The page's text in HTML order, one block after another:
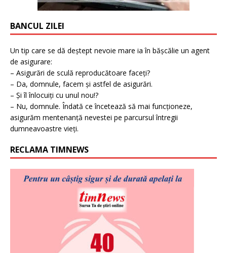
BANCUL ZILEI
Un tip care se dă deștept nevoie mare ia în bășcălie un agent
de asigurare:
– Asigurări de sculă reproducătoare faceți?
– Da, domnule, facem și astfel de asigurări.
– Și îl înlocuiți cu unul nou!?
– Nu, domnule. Îndată ce încetează să mai funcționeze,
asigurăm mentenanță nevestei pe parcursul întregii
dumneavoastre vieți.
RECLAMA TIMNEWS